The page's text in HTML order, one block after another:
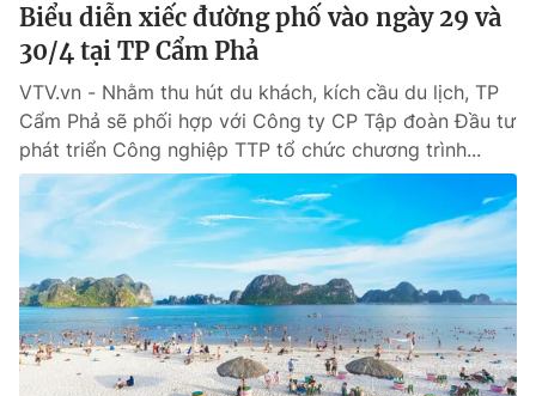
Phó Tổng Biên tập:Nguyễn Thị Mỹ Hạnh, Phạm Quốc Thắng,
Nguyễn Trọng Ninh
Tổng đài VTV: 024.38 355 931 - 024.38 355 932
Ðiện thoại Thời báo VTV: 024.66 897 897
Email:toasoan@vtv.vn
Liên hệ quảng cáo:024-7300.7108
Biểu diễn xiếc đường phố vào ngày 29 và
30/4 tại TP Cẩm Phả
VTV.vn - Nhằm thu hút du khách, kích cầu du lịch, TP
Cẩm Phả sẽ phối hợp với Công ty CP Tập đoàn Đầu tư
phát triển Công nghiệp TTP tổ chức chương trình...